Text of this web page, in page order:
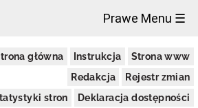
Prawe Menu ☰
główna Instrukcja
Strona www
Redakcja
Rejestr zmian
stron
Deklaracja dostępności
×